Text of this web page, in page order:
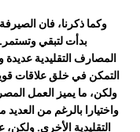
وكما ذكرنا، فان
بدأت لتبقي
المصارف التقليدية
التمكن في خلق علاقات
ولكن، ما يميز العمل
واختيارا بالرغم من العديد
التقليدية الأخرى.